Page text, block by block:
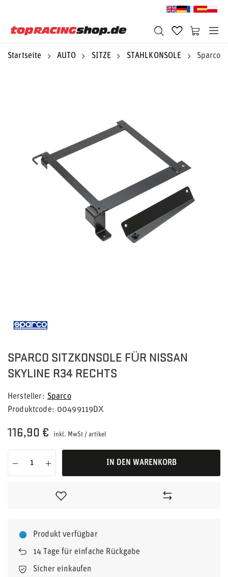
Startseite AUTO SITZE STAHLKONSOLE Sparco
SPARCO SITZKONSOLE FÜR NISSAN
SKYLINE R34 RECHTS
Hersteller
Sparco
Produktcode
00499119DX
116,90 € inkl. MwSt / artikel
IN DEN WARENKORB
Produkt verfügbar
14 Tage für einfache Rückgabe
Sicher einkaufen